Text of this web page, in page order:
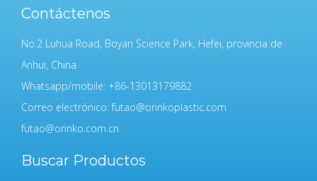
Contáctenos
No.2 Luhua Road, Boyan Science Park, Hefei, provincia de
Anhui, China
Whatsapp/mobile: +86-13013179882
Correo electrónico:futao@orinkoplastic.com
futao@orinko.com.cn
Buscar Productos